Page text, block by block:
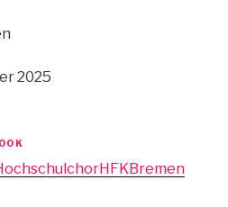
2025